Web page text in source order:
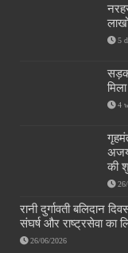
5
सड़क
4
अजय
की
रानी दुर्गावती बलिदान
संघर्ष और राष्ट्रसेवा का
26/06/2026